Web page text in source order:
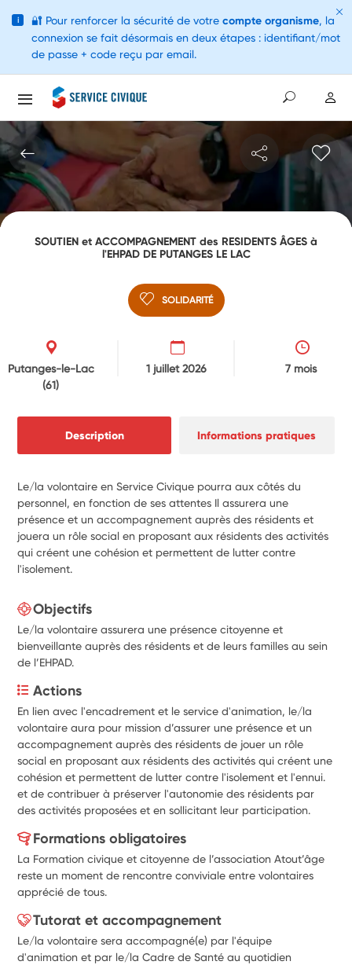
SOUTIEN et ACCOMPAGNEMENT des RESIDENTS ÂGES à
l'EHPAD DE PUTANGES LE LAC
SOLIDARITÉ
Putanges-le-Lac
(61)
1 juillet 2026 7 mois
Description Informations pratiques
Le/la volontaire en Service Civique pourra aux côtés du
personnel, en fonction de ses attentes Il assurera une
présence et un accompagnement auprès des résidents et
jouera un rôle social en proposant aux résidents des activités
qui créent une cohésion et permettent de lutter contre
l'isolement.
Objectifs
Le/la volontaire assurera une présence citoyenne et
bienveillante auprès des résidents et de leurs familles au sein
de l’EHPAD.
Actions
En lien avec l'encadrement et le service d'animation, le/la
volontaire aura pour mission d’assurer une présence et un
accompagnement auprès des résidents de jouer un rôle
social en proposant aux résidents des activités qui créent une
cohésion et permettent de lutter contre l'isolement et l'ennui.
et de contribuer à préserver l'autonomie des résidents par
des activités proposées et en sollicitant leur participation.
Formations obligatoires
La Formation civique et citoyenne de l’association Atout’âge
reste un moment de rencontre conviviale entre volontaires
apprécié de tous.
Tutorat et accompagnement
Le/la volontaire sera accompagné(e) par l'équipe
d'animation et par le/la Cadre de Santé au quotidien
i 🔐 Pour renforcer la sécurité de votre compte organisme, la
connexion se fait désormais en deux étapes : identifiant/mot
de passe + code reçu par email.